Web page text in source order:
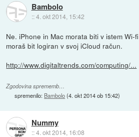
Bambolo
::4. okt 2014, 15:42
Ne. iPhone in Mac morata biti v istem Wi-
moraš bit logiran v svoj iCloud račun.
http://www.digitaltrends.com/computing/...
Zgodovina sprememb…
spremenilo: Bambolo(4. okt 2014 ob 15:42)
Nummy
::4. okt 2014, 16:08